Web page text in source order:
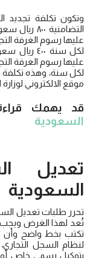
وتكون تكلفة تجديد
التضامنية
عليها رسوم الغرفة
لكل سنة
عليها رسوم الغرفة
لكل سنة، وهذه تكلفة
موقع الالكتروني
قد يهمك
السعودية
تعديل
السعودية
تحرر طلبات تعديل
تُعد لهذا الغرض
تكتب بخط واضح وأن
لنظام السجل
بتوكيل رسمي خاص